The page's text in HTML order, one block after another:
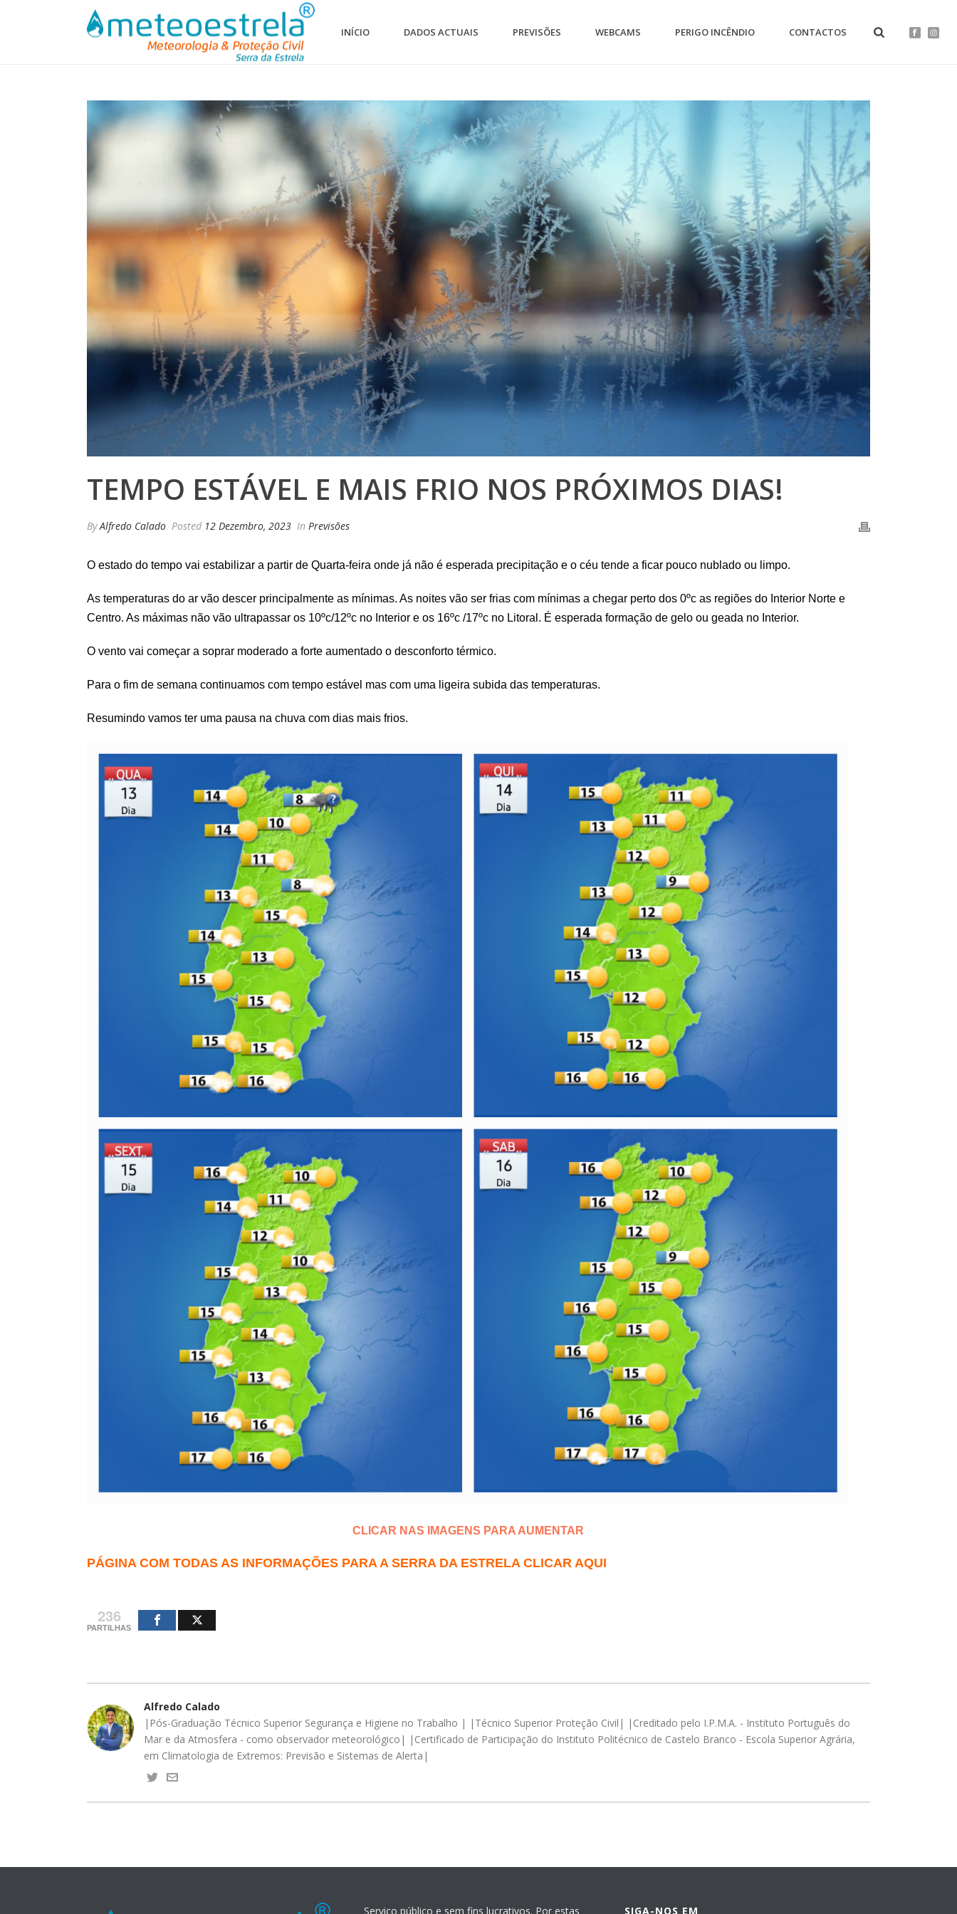
INÍCIO DADOS ACTUAIS PREVISÕES WEBCAMS PERIGO INCÊNDIO CONTACTOS
TEMPO ESTÁVEL E MAIS FRIO NOS PRÓXIMOS DIAS!
ByAlfredo Calado Posted 12 Dezembro, 2023 In Previsões
O estado do tempo vai estabilizar a partir de Quarta-feira onde já não é esperada precipitação e o céu tende a ficar pouco nublado ou limpo.
As temperaturas do ar vão descer principalmente as mínimas. As noites vão ser frias com mínimas a chegar perto dos 0ºc as regiões do Interior Norte e
Centro. As máximas não vão ultrapassar os 10ºc/12ºc no Interior e os 16ºc /17ºc no Litoral. É esperada formação de gelo ou geada no Interior.
O vento vai começar a soprar moderado a forte aumentado o desconforto térmico.
Para o fim de semana continuamos com tempo estável mas com uma ligeira subida das temperaturas.
Resumindo vamos ter uma pausa na chuva com dias mais frios.
CLICAR NAS IMAGENS PARA AUMENTAR
PÁGINA COM TODAS AS INFORMAÇÕES PARA A SERRA DA ESTRELA CLICAR AQUI
236
PARTILHAS
Alfredo Calado
|Pós-Graduação Técnico Superior Segurança e Higiene no Trabalho | |Técnico Superior Proteção Civil| |Creditado pelo I.P.M.A. - Instituto Português do
Mar e da Atmosfera - como observador meteorológico| |Certificado de Participação do Instituto Politécnico de Castelo Branco - Escola Superior Agrária,
em Climatologia de Extremos: Previsão e Sistemas de Alerta|
Serviço público e sem fins lucrativos. Por estas SIGA-NOS EM